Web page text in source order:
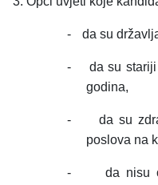
- da su
-
da su
godina,
-
da su
poslova na
-
da nisu